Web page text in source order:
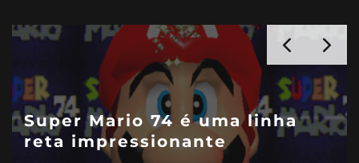
Super Mario 74 é uma linha
reta impressionante